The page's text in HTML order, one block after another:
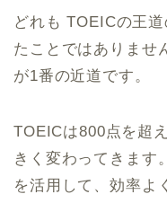
どれも TOEICの王
たことではありませ
が1番の近道です。
TOEICは800点を超
きく変わってきます
を活用して、効率よ